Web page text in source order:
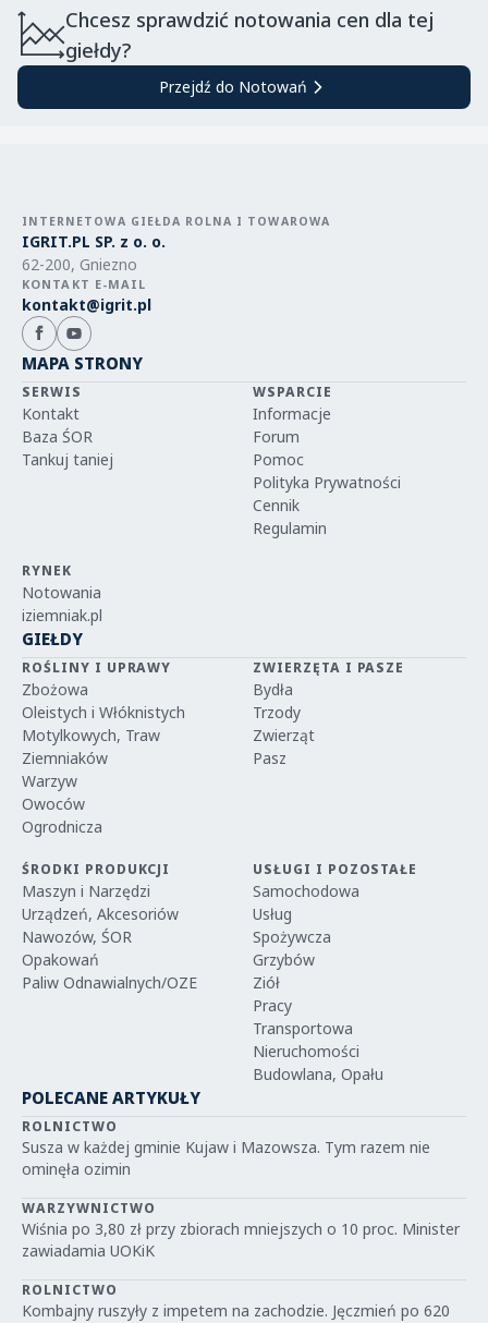
Chcesz sprawdzić notowania cen dla tej
giełdy?
Przejdź do Notowań
INTERNETOWA GIEŁDA ROLNA I TOWAROWA
IGRIT.PL SP. z o. o.
62-200, Gniezno
KONTAKT E-MAIL
kontakt@igrit.pl
MAPA STRONY
SERWIS
Kontakt
Baza ŚOR
Tankuj taniej
WSPARCIE
Informacje
Forum
Pomoc
Polityka Prywatności
Cennik
Regulamin
RYNEK
Notowania
iziemniak.pl
GIEŁDY
ROŚLINY I UPRAWY
Zbożowa
Oleistych i Włóknistych
Motylkowych, Traw
Ziemniaków
Warzyw
Owoców
Ogrodnicza
ZWIERZĘTA I PASZE
Bydła
Trzody
Zwierząt
Pasz
ŚRODKI PRODUKCJI
Maszyn i Narzędzi
Urządzeń, Akcesoriów
Nawozów, ŚOR
Opakowań
Paliw Odnawialnych/OZE
USŁUGI I POZOSTAŁE
Samochodowa
Usług
Spożywcza
Grzybów
Ziół
Pracy
Transportowa
Nieruchomości
Budowlana, Opału
POLECANE ARTYKUŁY
ROLNICTWO
Susza w każdej gminie Kujaw i Mazowsza. Tym razem nie
ominęła ozimin
WARZYWNICTWO
Wiśnia po 3,80 zł przy zbiorach mniejszych o 10 proc. Minister
zawiadamia UOKiK
ROLNICTWO
Kombajny ruszyły z impetem na zachodzie. Jęczmień po 620